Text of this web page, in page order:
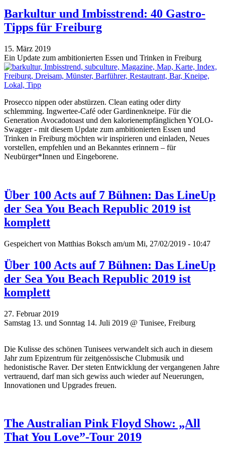
Barkultur und Imbisstrend: 40 Gastro-
Tipps für Freiburg
15. März 2019
Ein Update zum ambitionierten Essen und Trinken in Freiburg
Prosecco nippen oder abstürzen. Clean eating oder dirty
schlemming. Ingwertee-Café oder Gardinenkneipe. Für die
Generation Avocadotoast und den kalorienempfänglichen YOLO-
Swagger - mit diesem Update zum ambitionierten Essen und
Trinken in Freiburg möchten wir inspirieren und einladen, Neues
vorstellen, empfehlen und an Bekanntes erinnern – für
Neubürger*Innen und Eingeborene.
Über 100 Acts auf 7 Bühnen: Das LineUp
der Sea You Beach Republic 2019 ist
komplett
Gespeichert von Matthias Boksch am/um Mi, 27/02/2019 - 10:47
Über 100 Acts auf 7 Bühnen: Das LineUp
der Sea You Beach Republic 2019 ist
komplett
27. Februar 2019
Samstag 13. und Sonntag 14. Juli 2019 @ Tunisee, Freiburg
Die Kulisse des schönen Tunisees verwandelt sich auch in diesem
Jahr zum Epizentrum für zeitgenössische Clubmusik und
hedonistische Raver. Der steten Entwicklung der vergangenen Jahre
vertrauend, darf man sich gewiss auch wieder auf Neuerungen,
Innovationen und Upgrades freuen.
The Australian Pink Floyd Show: „All
That You Love”-Tour 2019